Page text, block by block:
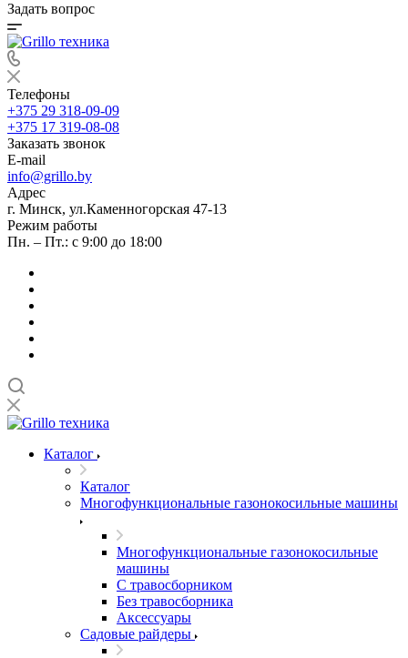
Задать вопрос
Телефоны
+375 29 318-09-09
+375 17 319-08-08
Заказать звонок
E-mail
info@grillo.by
Адрес
г. Минск, ул.Каменногорская 47-13
Режим работы
Пн. – Пт.: с 9:00 до 18:00
Каталог
Каталог
Многофункциональные газонокосильные машины
Многофункциональные газонокосильные
машины
С травосборником
Без травосборника
Аксессуары
Садовые райдеры